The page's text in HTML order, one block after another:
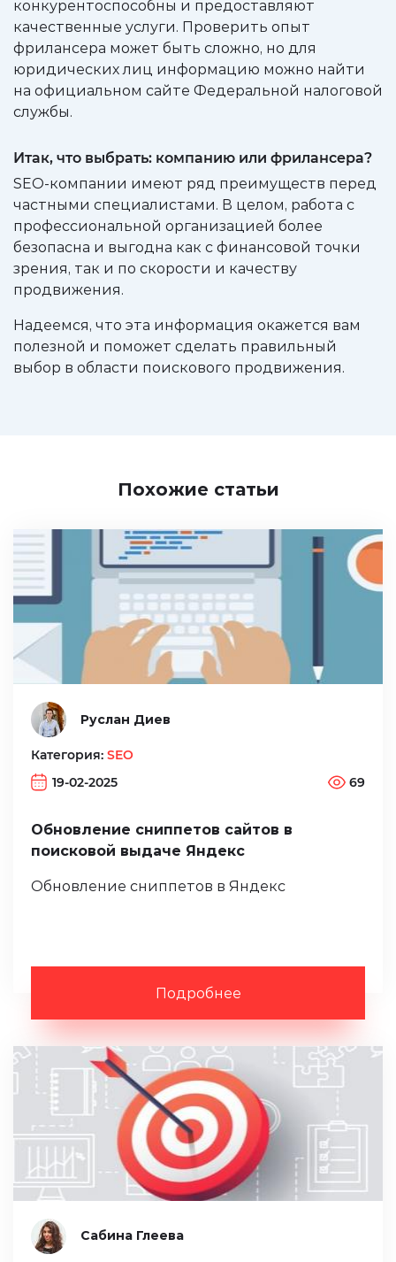
конкурентоспособны и предоставляют
качественные услуги. Проверить опыт
фрилансера может быть сложно, но для
юридических лиц информацию можно найти
на официальном сайте Федеральной налоговой
службы.
Итак, что выбрать: компанию или фрилансера?
SEO-компании имеют ряд преимуществ перед
частными специалистами. В целом, работа с
профессиональной организацией более
безопасна и выгодна как с финансовой точки
зрения, так и по скорости и качеству
продвижения.
Надеемся, что эта информация окажется вам
полезной и поможет сделать правильный
выбор в области поискового продвижения.
Похожие статьи
Руслан Диев
Категория: SEO
19-02-2025
69
Обновление сниппетов сайтов в
поисковой выдаче Яндекс
Обновление сниппетов в Яндекс
Подробнее
Сабина Глеева